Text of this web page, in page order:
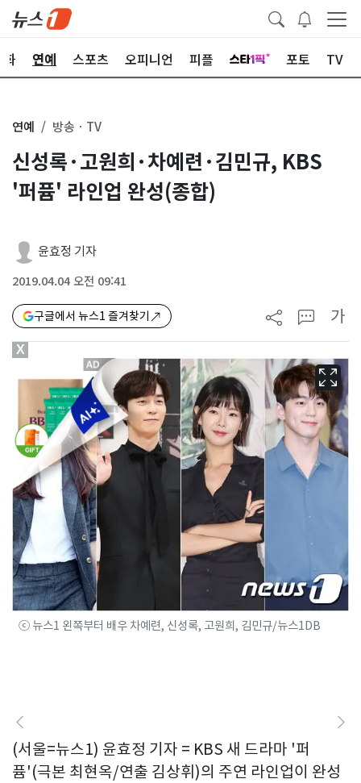
화 연예 스포츠 오피니언 피플 포토 TV
연예 방송ㆍTV
신성록·고원희·차예련·김민규, KBS
'퍼퓸' 라인업 완성(종합)
윤효정 기자
2019.04.04 오전 09:41
구글에서 뉴스1 즐겨찾기 가
ⓒ 뉴스1 왼쪽부터 배우 차예련, 신성록, 고원희, 김민규/뉴스1DB
(서울=뉴스1) 윤효정 기자 = KBS 새 드라마 '퍼
퓸'(극본 최현옥/연출 김상휘)의 주연 라인업이 완성
X